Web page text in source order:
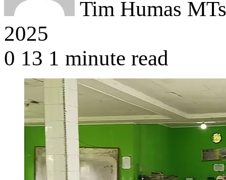
Tim Humas
2025
0 13 1 minute read